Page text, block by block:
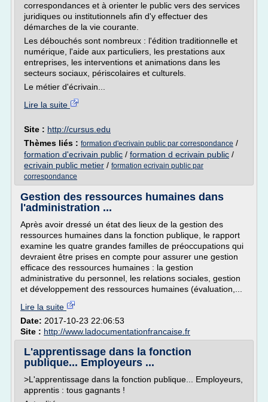
correspondances et à orienter le public vers des services
juridiques ou institutionnels afin d'y effectuer des
démarches de la vie courante.
Les débouchés sont nombreux : l'édition traditionnelle et
numérique, l'aide aux particuliers, les prestations aux
entreprises, les interventions et animations dans les
secteurs sociaux, périscolaires et culturels.
Le métier d'écrivain...
Lire la suite
Site : http://cursus.edu
Thèmes liés : formation d'ecrivain public par correspondance /
formation d'ecrivain public / formation d ecrivain public /
ecrivain public metier / formation ecrivain public par
correspondance
Gestion des ressources humaines dans
l'administration ...
Après avoir dressé un état des lieux de la gestion des
ressources humaines dans la fonction publique, le rapport
examine les quatre grandes familles de préoccupations qui
devraient être prises en compte pour assurer une gestion
efficace des ressources humaines : la gestion
administrative du personnel, les relations sociales, gestion
et développement des ressources humaines (évaluation,...
Lire la suite
Date: 2017-10-23 22:06:53
Site : http://www.ladocumentationfrancaise.fr
L'apprentissage dans la fonction
publique... Employeurs ...
>L'apprentissage dans la fonction publique... Employeurs,
apprentis : tous gagnants !